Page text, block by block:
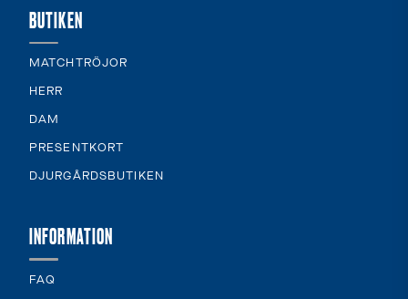
BUTIKEN
MATCHTRÖJOR
HERR
DAM
PRESENTKORT
DJURGÅRDSBUTIKEN
INFORMATION
FAQ